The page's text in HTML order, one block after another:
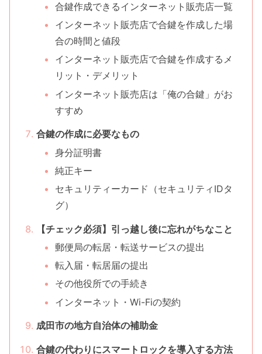
合鍵作成できるインターネット販売店一覧
インターネット販売店で合鍵を作成した場
合の時間と値段
インターネット販売店で合鍵を作成するメ
リット・デメリット
インターネット販売店は「俺の合鍵」がお
すすめ
合鍵の作成に必要なもの
身分証明書
純正キー
セキュリティーカード（セキュリティIDタ
グ）
【チェック必須】引っ越し後に忘れがちなこと
郵便局の転居・転送サービスの提出
転入届・転居届の提出
その他役所での手続き
インターネット・Wi-Fiの契約
成田市の地方自治体の補助金
合鍵の代わりにスマートロックを導入する方法